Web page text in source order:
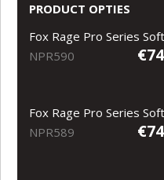
PRODUCT OPTIES
Fox Rage Pro Series
NPR590
Fox Rage Pro Series
NPR589